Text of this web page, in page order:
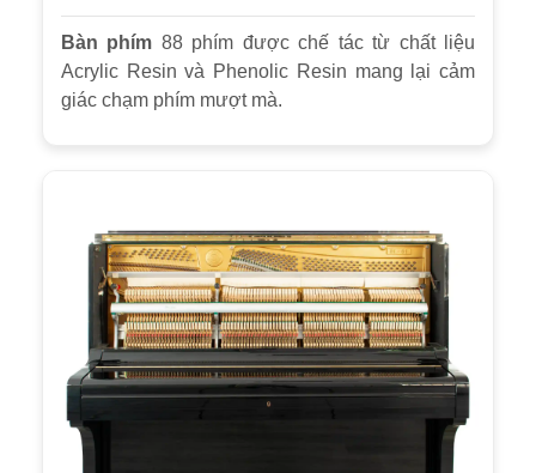
Bàn phím 88 phím được chế tác từ chất liệu
Acrylic Resin và Phenolic Resin mang lại cảm
giác chạm phím mượt mà.